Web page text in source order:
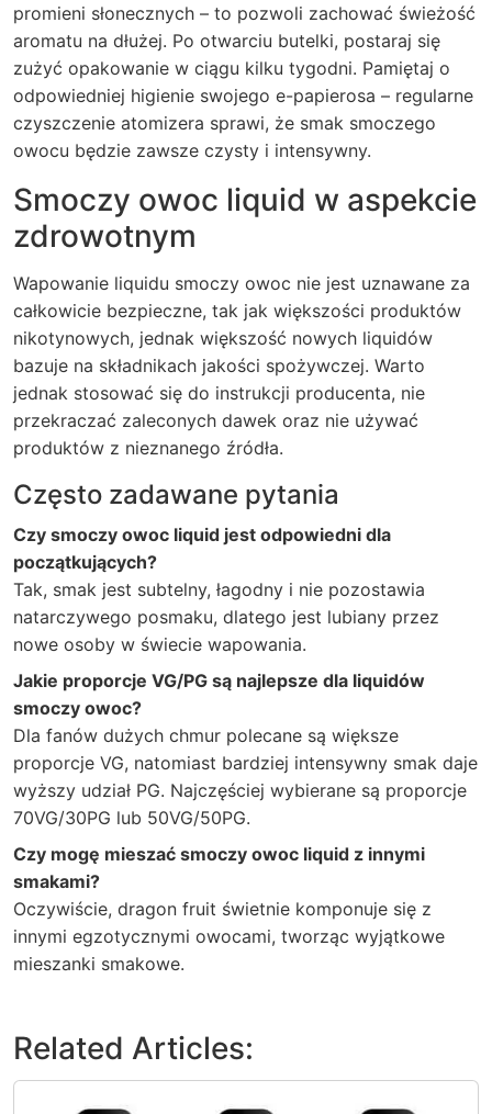
promieni słonecznych – to pozwoli zachować świeżość
aromatu na dłużej. Po otwarciu butelki, postaraj się
zużyć opakowanie w ciągu kilku tygodni. Pamiętaj o
odpowiedniej higienie swojego e-papierosa – regularne
czyszczenie atomizera sprawi, że smak smoczego
owocu będzie zawsze czysty i intensywny.
Smoczy owoc liquid w aspekcie
zdrowotnym
Wapowanie liquidu smoczy owoc nie jest uznawane za
całkowicie bezpieczne, tak jak większości produktów
nikotynowych, jednak większość nowych liquidów
bazuje na składnikach jakości spożywczej. Warto
jednak stosować się do instrukcji producenta, nie
przekraczać zaleconych dawek oraz nie używać
produktów z nieznanego źródła.
Często zadawane pytania
Czy smoczy owoc liquid jest odpowiedni dla
początkujących?
Tak, smak jest subtelny, łagodny i nie pozostawia
natarczywego posmaku, dlatego jest lubiany przez
nowe osoby w świecie wapowania.
Jakie proporcje VG/PG są najlepsze dla liquidów
smoczy owoc?
Dla fanów dużych chmur polecane są większe
proporcje VG, natomiast bardziej intensywny smak daje
wyższy udział PG. Najczęściej wybierane są proporcje
70VG/30PG lub 50VG/50PG.
Czy mogę mieszać smoczy owoc liquid z innymi
smakami?
Oczywiście, dragon fruit świetnie komponuje się z
innymi egzotycznymi owocami, tworząc wyjątkowe
mieszanki smakowe.
Related Articles: